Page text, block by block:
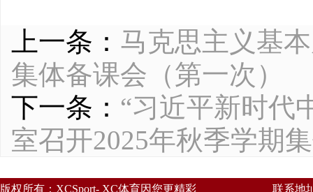
上一条： 马克思主义基
集体备课会（第一次）
下一条： “习近平新时代
室召开2025年秋季学期
版权所有：XCSport- XC体育因您更精彩
联系地